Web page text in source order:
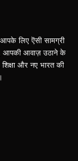
लिए ऎसी सामग्री
आपकी आवाज़ उठाने के
और नए भारत की